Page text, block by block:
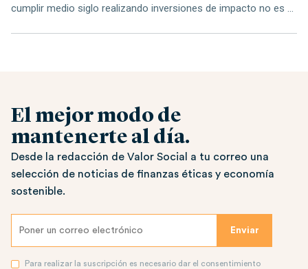
cumplir medio siglo realizando inversiones de impacto no es ...
El mejor modo de
mantenerte al día.
Desde la redacción de Valor Social a tu correo una
selección de noticias de finanzas éticas y economía
sostenible.
Para realizar la suscripción es necesario dar el consentimiento